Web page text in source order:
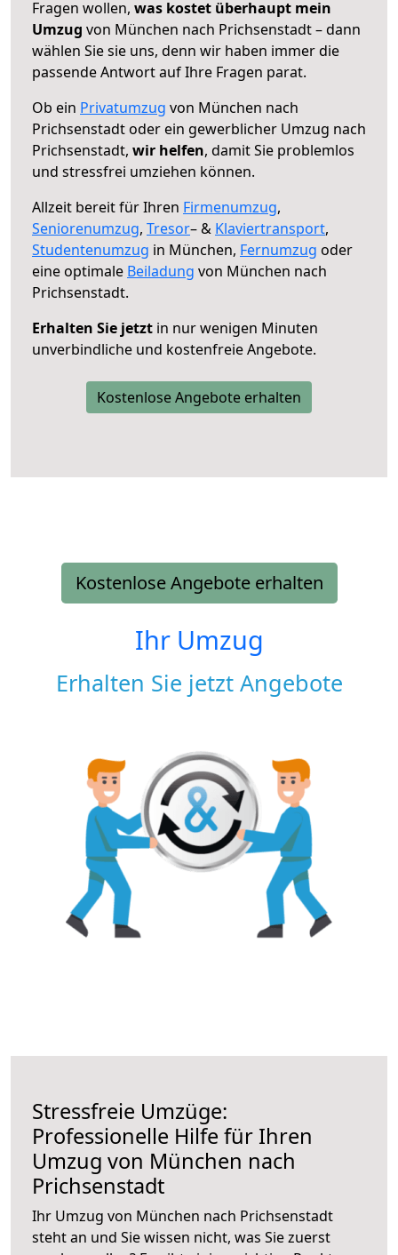
Fragen wollen, was kostet überhaupt mein
Umzug von München nach Prichsenstadt – dann
wählen Sie sie uns, denn wir haben immer die
passende Antwort auf Ihre Fragen parat.
Ob ein Privatumzug von München nach
Prichsenstadt oder ein gewerblicher Umzug nach
Prichsenstadt, wir helfen, damit Sie problemlos
und stressfrei umziehen können.
Allzeit bereit für Ihren Firmenumzug,
Seniorenumzug, Tresor– & Klaviertransport,
Studentenumzug in München, Fernumzug oder
eine optimale Beiladung von München nach
Prichsenstadt.
Erhalten Sie jetzt in nur wenigen Minuten
unverbindliche und kostenfreie Angebote.
Kostenlose Angebote erhalten
Kostenlose Angebote erhalten
Ihr Umzug
Erhalten Sie jetzt Angebote
Stressfreie Umzüge:
Professionelle Hilfe für Ihren
Umzug von München nach
Prichsenstadt
Ihr Umzug von München nach Prichsenstadt
steht an und Sie wissen nicht, was Sie zuerst